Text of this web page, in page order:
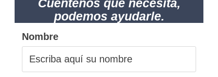
podemos ayudarle.
Nombre